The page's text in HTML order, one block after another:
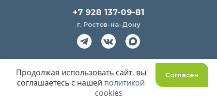
+7 928 137-09-81
г. Ростов-на-Дону
Согласен
Продолжая использовать сайт, вы
соглашаетесь с нашей политикой
cookies